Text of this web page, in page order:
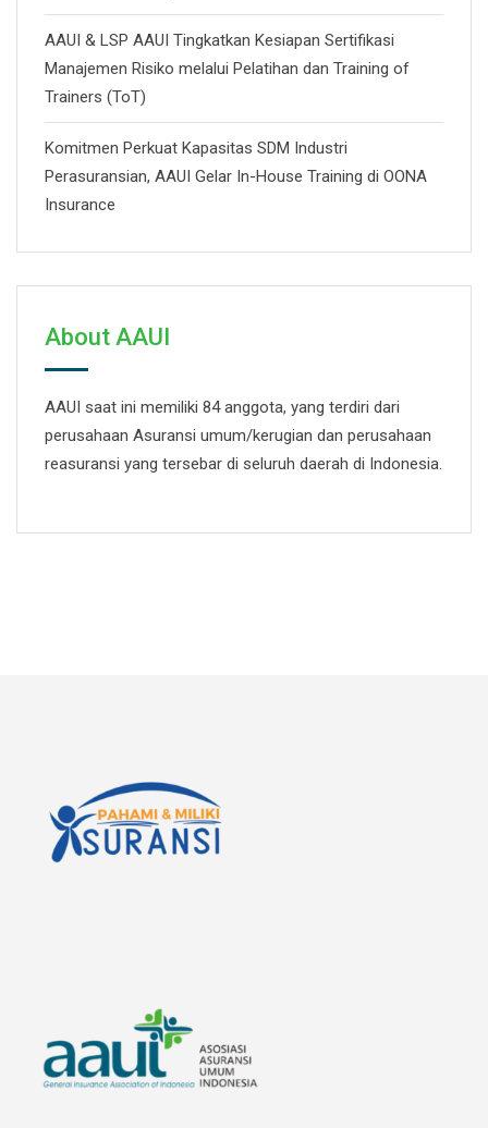
AAUI & LSP AAUI Tingkatkan Kesiapan Sertifikasi
Manajemen Risiko melalui Pelatihan dan Training of
Trainers (ToT)
Komitmen Perkuat Kapasitas SDM Industri
Perasuransian, AAUI Gelar In-House Training di OONA
Insurance
About AAUI
AAUI saat ini memiliki 84 anggota, yang terdiri dari
perusahaan Asuransi umum/kerugian dan perusahaan
reasuransi yang tersebar di seluruh daerah di Indonesia.